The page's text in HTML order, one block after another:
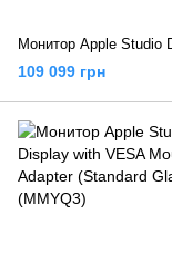
109 099 грн